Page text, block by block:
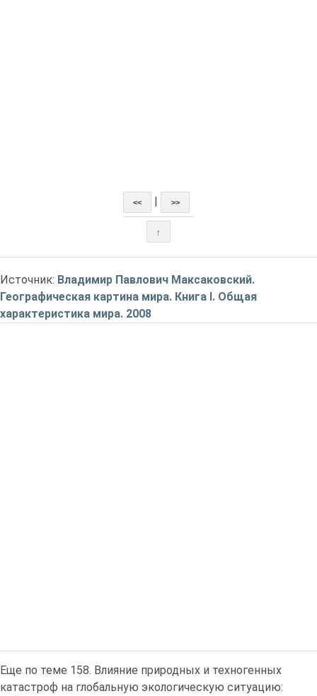
<< >>
↑
Источник: Владимир Павлович Максаковский.
Географическая картина мира. Книга I. Общая
характеристика мира. 2008
Еще по теме 158. Влияние природных и техногенных
катастроф на глобальную экологическую ситуацию: